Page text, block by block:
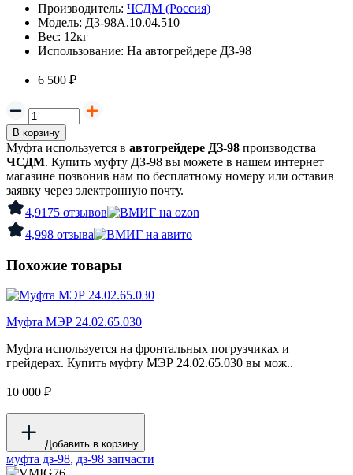
Производитель: ЧСДМ (Россия)
Модель: ДЗ-98А.10.04.510
Вес: 12кг
Использование: На автогрейдере ДЗ-98
6 500 ₽
В корзину
Муфта используется в автогрейдере ДЗ-98 производства
ЧСДМ. Купить муфту ДЗ-98 вы можете в нашем интернет
магазине позвонив нам по бесплатному номеру или оставив
заявку через электронную почту.
4,9175 отзывов
4,998 отзыва
Похожие товары
Муфта МЭР 24.02.65.030
Муфта используется на фронтальных погрузчиках и
грейдерах. Купить муфту МЭР 24.02.65.030 вы мож..
10 000 ₽
Добавить в корзину
муфта дз-98, дз-98 запчасти